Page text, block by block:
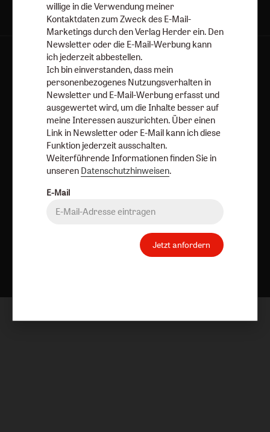
AGB und Widerrufsbelehrung
Barrierefreiheit
Impressum
Vertrag widerrufen Abo online kündigen
Nach oben
willige in die Verwendung meiner
Kontaktdaten zum Zweck des E-Mail-
Marketings durch den Verlag Herder ein. Den
Newsletter oder die E-Mail-Werbung kann
ich jederzeit abbestellen.
Ich bin einverstanden, dass mein
personenbezogenes Nutzungsverhalten in
Newsletter und E-Mail-Werbung erfasst und
ausgewertet wird, um die Inhalte besser auf
meine Interessen auszurichten. Über einen
Link in Newsletter oder E-Mail kann ich diese
Funktion jederzeit ausschalten.
Weiterführende Informationen finden Sie in
unseren Datenschutzhinweisen.
E-Mail
Jetzt anfordern